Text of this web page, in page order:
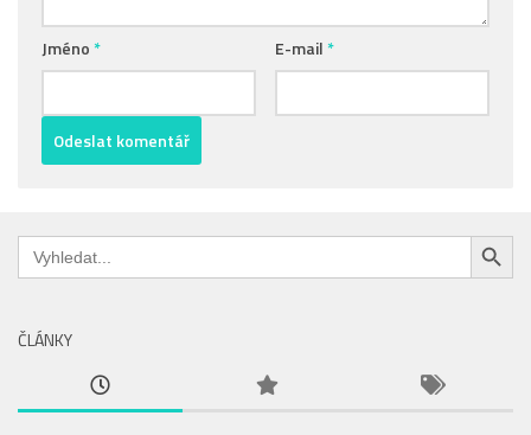
Jméno* E-mail*
Search
for:
Search Button
ČLÁNKY